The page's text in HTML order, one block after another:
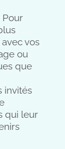
Pour
vos
ou
que
invités
qui leur